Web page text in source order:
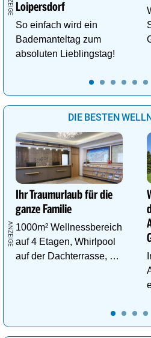
Loipersdorf
So einfach wird ein
Bademanteltag zum
absoluten Lieblingstag!
DIE BESTEN
Ihr Traumurlaub für die
ganze Familie
1000m² Wellnessbereich
auf 4 Etagen, Whirlpool
auf der Dachterrasse, 4